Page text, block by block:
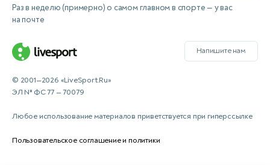
Раз в неделю (примерно) о самом главном в спорте — у вас
на почте
Напишите нам
© 2001—2026 «LiveSport.Ru»
ЭЛ № ФС 77 — 70079
Любое использование материалов приветствуется при гиперссылке
Пользовательское соглашение и политики